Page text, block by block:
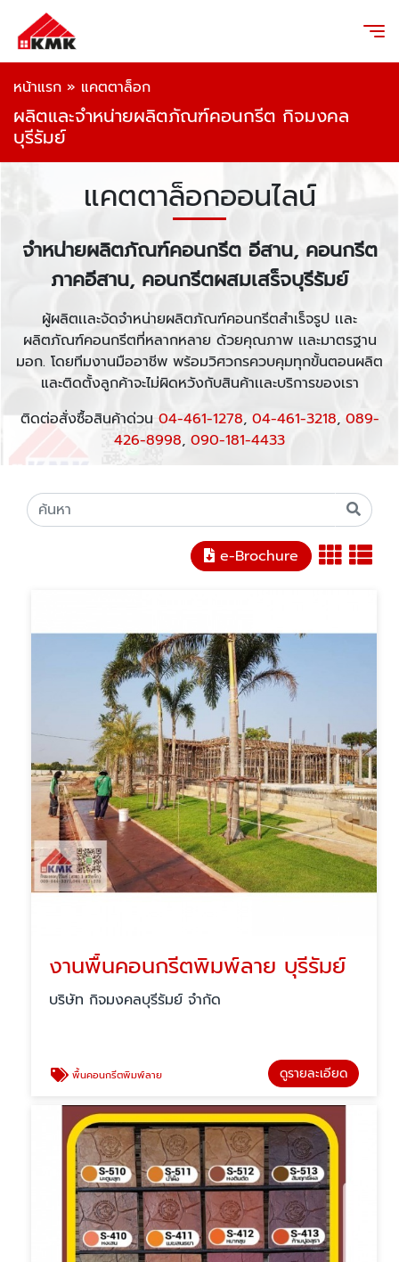
หน้าแรก » แคตตาล็อก
ผลิตและจำหน่ายผลิตภัณฑ์คอนกรีต กิจมงคล
บุรีรัมย์
แคตตาล็อกออนไลน์
จำหน่ายผลิตภัณฑ์คอนกรีต อีสาน, คอนกรีต
ภาคอีสาน, คอนกรีตผสมเสร็จบุรีรัมย์
ผู้ผลิตเเละจัดจำหน่ายผลิตภัณฑ์คอนกรีตสำเร็จรูป เเละ
ผลิตภัณฑ์คอนกรีตที่หลากหลาย ด้วยคุณภาพ เเละมาตรฐาน
มอก. โดยทีมงานมืออาชีพ พร้อมวิศวกรควบคุมทุกขั้นตอนผลิต
และติดตั้งลูกค้าจะไม่ผิดหวังกับสินค้าเเละบริการของเรา
ติดต่อสั่งซื้อสินค้าด่วน 04-461-1278, 04-461-3218, 089-
426-8998, 090-181-4433
e-Brochure
งานพื้นคอนกรีตพิมพ์ลาย บุรีรัมย์
บริษัท กิจมงคลบุรีรัมย์ จำกัด
พื้นคอนกรีตพิมพ์ลาย ดูรายละเอียด